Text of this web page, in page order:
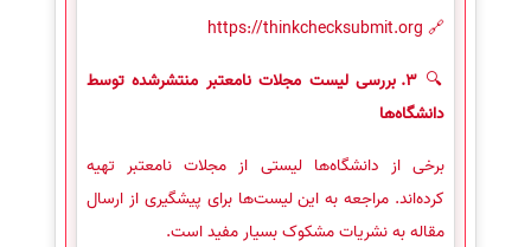
🔗 https://thinkchecksubmit.org
🔍
3. بررسی لیست مجلات نامعتبر منتشرشده توسط
دانشگاه‌ها
برخی از دانشگاه‌ها لیستی از مجلات نامعتبر تهیه
کرده‌اند. مراجعه به این لیست‌ها برای پیشگیری از ارسال
مقاله به نشریات مشکوک بسیار مفید است.